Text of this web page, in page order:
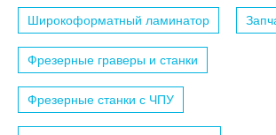
Широкоформатный ламинатор
Фрезерные граверы и станки
Фрезерные станки с ЧПУ